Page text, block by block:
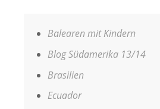
Balearen mit Kindern
Blog Südamerika 13/14
Brasilien
Ecuador